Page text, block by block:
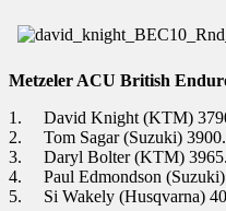
Metzeler ACU British
1. David Knight (KTM)
2. Tom Sagar (Suzuki)
3. Daryl Bolter (KTM)
4. Paul Edmondson (Suzuki)
5. Si Wakely (Husqvarna)